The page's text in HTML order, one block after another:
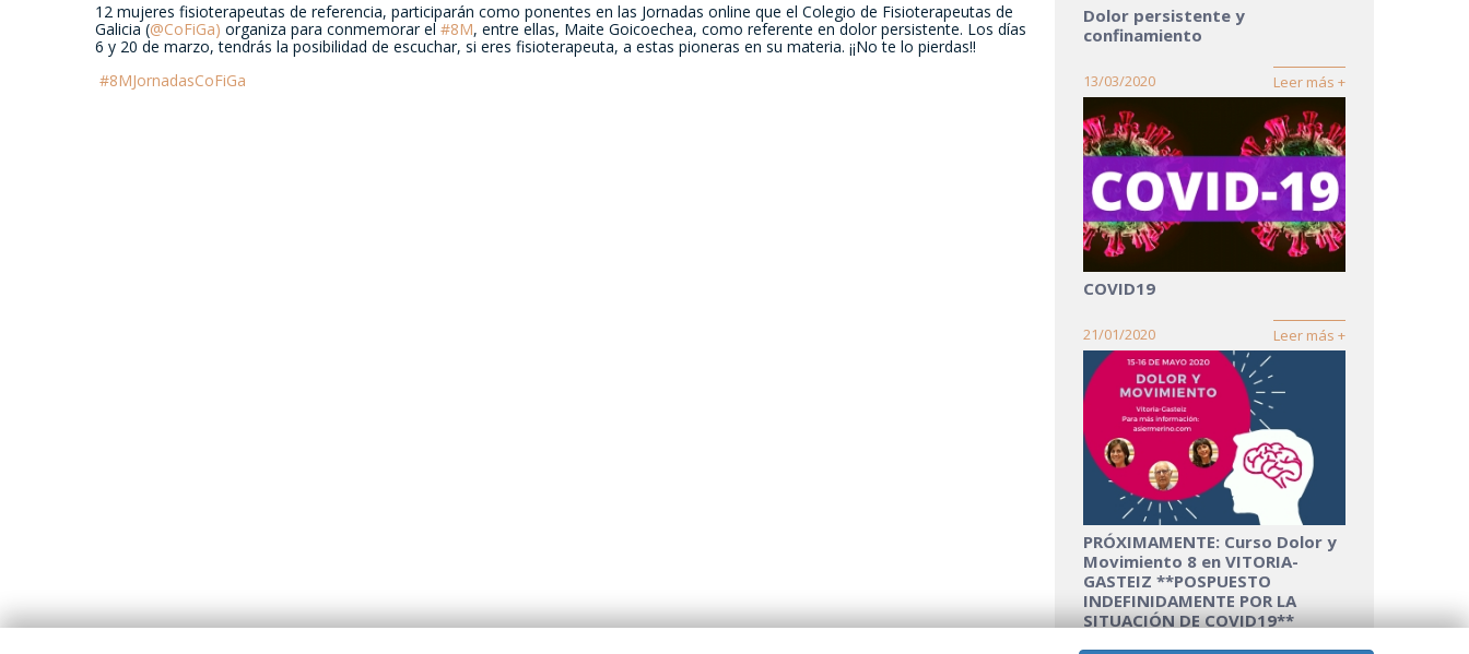
Dolor persistente y
confinamiento
13/03/2020 Leer más +
COVID19
21/01/2020 Leer más +
PRÓXIMAMENTE: Curso Dolor y
Movimiento 8 en VITORIA-
GASTEIZ **POSPUESTO
INDEFINIDAMENTE POR LA
SITUACIÓN DE COVID19**
12 mujeres fisioterapeutas de referencia, participarán como ponentes en las Jornadas online que el Colegio de Fisioterapeutas de
Galicia (@CoFiGa) organiza para conmemorar el #8M, entre ellas, Maite Goicoechea, como referente en dolor persistente. Los días
6 y 20 de marzo, tendrás la posibilidad de escuchar, si eres fisioterapeuta, a estas pioneras en su materia. ¡¡No te lo pierdas!!
#8MJornadasCoFiGa